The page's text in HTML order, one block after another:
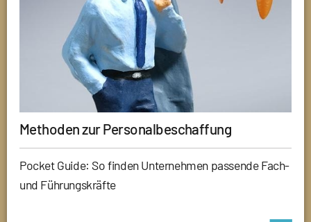
Methoden zur Personalbeschaffung
Pocket Guide: So finden Unternehmen passende Fach-
und Führungskräfte